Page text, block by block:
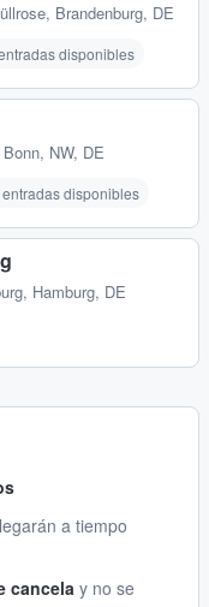
Brandenburg, DE
disponibles
Bonn, NW, DE
disponibles
Hamburg, DE
a tiempo
cancela y no se